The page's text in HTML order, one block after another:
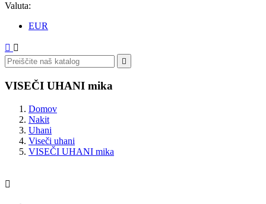
Valuta:
EUR
 

VISEČI UHANI mika
Domov
Nakit
Uhani
Viseči uhani
VISEČI UHANI mika
